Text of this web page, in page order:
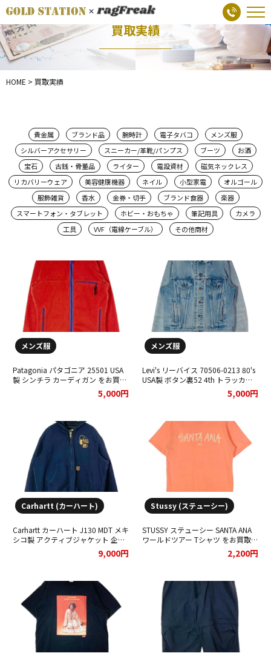
買取実績
HOME > 買取実績
貴金属 ブランド品 腕時計 電子タバコ
メンズ服
シルバーアクセサリー
スニーカー/革靴/パンプス ブーツ
お酒
宝石
古銭・骨董品 ライター 電設資材
磁気ネックレス
リカバリーウェア
美容健康機器 ネイル 小型家電
オルゴール
服飾雑貨
香水 金券・切手 ブランド食器
楽器
スマートフォン・タブレット
ホビー・おもちゃ 筆記用具
カメラ
工具
VVF（電線ケーブル） その他商材
メンズ服
Patagonia パタゴニア 25501 USA
製 シンチラ カーディガン をお買取
りさせていただきました。5,000円
メンズ服
Levi's リーバイス 70506-0213 80's
USA製 ボタン裏52 4th トラッカー
ジャケット Gジャン をお買取りさ
5,000円
Carhartt (カーハート)
Carhartt カーハート J130 MDT メキ
シコ製 アクティブジャケット 企業
ロゴ をお買取りさせていただきま
9,000円
Stussy (ステューシー)
STUSSY ステューシー SANTA ANA
ワールドツアー Tシャツ をお買取
りさせていただきました。2,200円